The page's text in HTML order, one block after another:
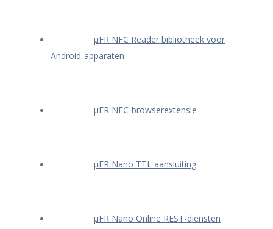
μFR NFC Reader bibliotheek voor
Android-apparaten
μFR NFC-browserextensie
μFR Nano TTL aansluiting
μFR Nano Online REST-diensten